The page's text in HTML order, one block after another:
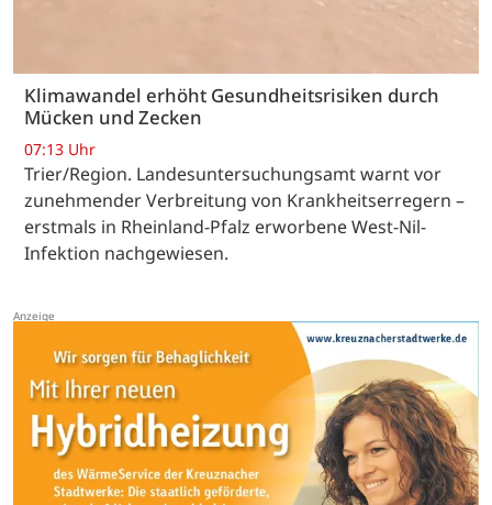
Klimawandel erhöht Gesundheitsrisiken durch
Mücken und Zecken
07:13 Uhr
Trier/Region. Landesuntersuchungsamt warnt vor
zunehmender Verbreitung von Krankheitserregern –
erstmals in Rheinland-Pfalz erworbene West-Nil-
Infektion nachgewiesen.